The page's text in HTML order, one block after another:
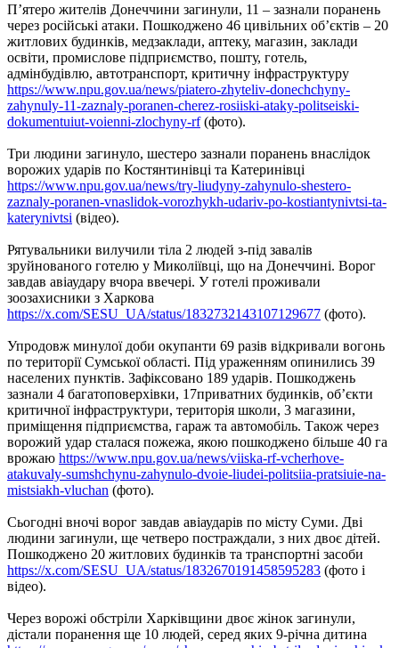
П’ятеро жителів Донеччини загинули, 11 – зазнали поранень
через російські атаки. Пошкоджено 46 цивільних об’єктів – 20
житлових будинків, медзаклади, аптеку, магазин, заклади
освіти, промислове підприємство, пошту, готель,
адмінбудівлю, автотранспорт, критичну інфраструктуру
https://www.npu.gov.ua/news/piatero-zhyteliv-donechchyny-
zahynuly-11-zaznaly-poranen-cherez-rosiiski-ataky-politseiski-
dokumentuiut-voienni-zlochyny-rf(фото).
Три людини загинуло, шестеро зазнали поранень внаслідок
ворожих ударів по Костянтинівці та Катеринівці
https://www.npu.gov.ua/news/try-liudyny-zahynulo-shestero-
zaznaly-poranen-vnaslidok-vorozhykh-udariv-po-kostiantynivtsi-ta-
katerynivtsi (відео).
Рятувальники вилучили тіла 2 людей з-під завалів
зруйнованого готелю у Миколіївці, що на Донеччині. Ворог
завдав авіаудару вчора ввечері. У готелі проживали
зоозахисники з Харкова
https://x.com/SESU_UA/status/1832732143107129677 (фото).
Упродовж минулої доби окупанти 69 разів відкривали вогонь
по території Сумської області. Під ураженням опинились 39
населених пунктів. Зафіксовано 189 ударів. Пошкоджень
зазнали 4 багатоповерхівки, 17приватних будинків, обʼєкти
критичної інфраструктури, територія школи, 3 магазини,
приміщення підприємства, гараж та автомобіль. Також через
ворожий удар сталася пожежа, якою пошкоджено більше 40 га
врожаю https://www.npu.gov.ua/news/viiska-rf-vcherhove-
atakuvaly-sumshchynu-zahynulo-dvoie-liudei-politsiia-pratsiuie-na-
mistsiakh-vluchan (фото).
Сьогодні вночі ворог завдав авіаударів по місту Суми. Дві
людини загинули, ще четверо постраждали, з них двоє дітей.
Пошкоджено 20 житлових будинків та транспортні засоби
https://x.com/SESU_UA/status/1832670191458595283 (фото і
відео).
Через ворожі обстріли Харківщини двоє жінок загинули,
дістали поранення ще 10 людей, серед яких 9-річна дитина